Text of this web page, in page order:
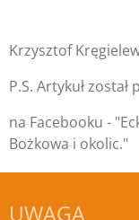
Krzysztof
P.S. Artykuł
na Facebooku -
Bożkowa i okolic."
UWAGA